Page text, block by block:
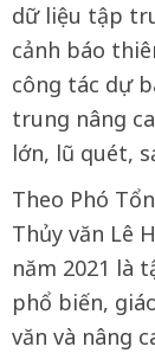
dữ liệu tập
cảnh báo
công tác dự
trung nâng
lớn, lũ quét,
Theo Phó
Thủy văn Lê
năm 2021 là
phổ biến,
văn và nâng